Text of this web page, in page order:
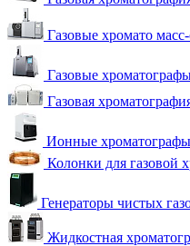
Газовые хромато
Газовые
Газовая
Ионные хроматографы
Колонки для газовой
Генераторы чистых
Жидкостная